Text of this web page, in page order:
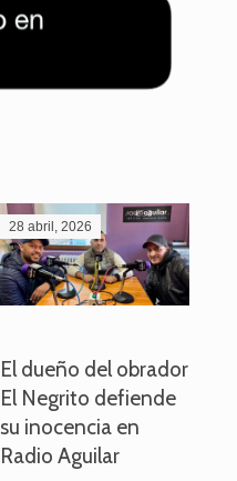
28 abril, 2026
El dueño del obrador
El Negrito defiende
su inocencia en
Radio Aguilar